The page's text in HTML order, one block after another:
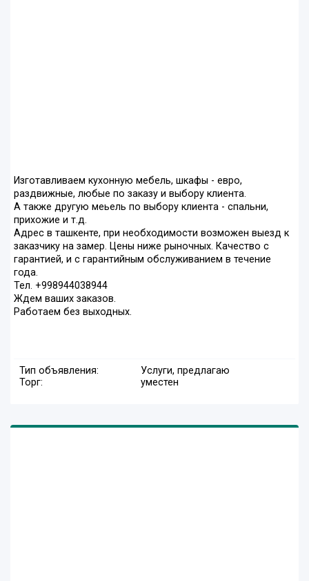
Изготавливаем кухонную мебель, шкафы - евро,
раздвижные, любые по заказу и выбору клиента.
А также другую меьель по выбору клиента - спальни,
прихожие и т.д.
Адрес в ташкенте, при необходимости возможен выезд к
заказчику на замер. Цены ниже рыночных. Качество с
гарантией, и с гарантийным обслуживанием в течение
года.
Тел. +998944038944
Ждем ваших заказов.
Работаем без выходных.
Тип объявления:
Услуги, предлагаю
Торг:
уместен